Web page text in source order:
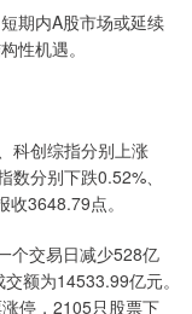
期内A股市场或延续
性机遇。
创综指分别上涨
分别下跌0.52%、
3648.79点。
交易日减少528亿
额为14533.99亿元。
停，2105只股票下